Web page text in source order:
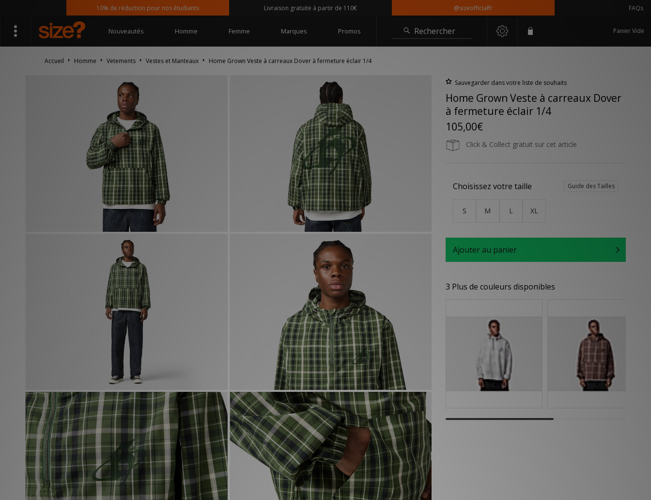
10% de réduction pour nos étudiants Livraison gratuite à partir de 110€ @sizeofficialfr
Nouveautés Homme Femme Marques Promos Rechercher Panier Vide
Accueil Homme Vetements Vestes et Manteaux Home Grown Veste à carreaux Dover à fermeture éclair 1/4
Sauvegarder dans votre liste de souhaits
Home Grown Veste à carreaux Dover
à fermeture éclair 1/4
105,00€
Click & Collect gratuit sur cet article
Choisissez votre taille Guide des Tailles
S M L XL
Ajouter au panier
3 Plus de couleurs disponibles